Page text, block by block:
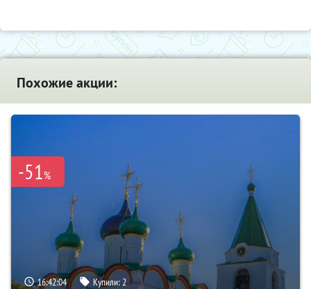
Похожие акции:
-51%
16:42:03 Купили:2